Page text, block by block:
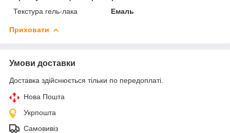
Текстура гель-лака
Емаль
Приховати
Умови доставки
Доставка здійснюється тільки по передоплаті.
Нова Пошта
Укрпошта
Самовивіз